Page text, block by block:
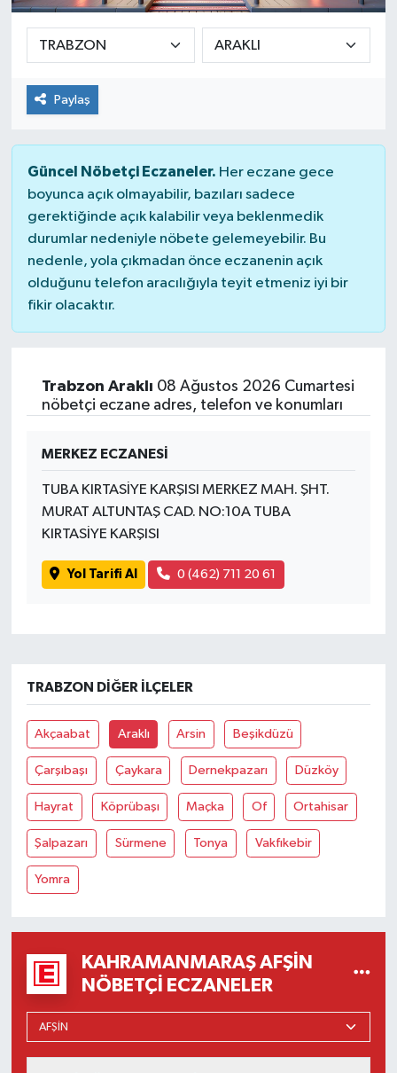
Paylaş
Güncel Nöbetçi Eczaneler. Her eczane gece
boyunca açık olmayabilir, bazıları sadece
gerektiğinde açık kalabilir veya beklenmedik
durumlar nedeniyle nöbete gelemeyebilir. Bu
nedenle, yola çıkmadan önce eczanenin açık
olduğunu telefon aracılığıyla teyit etmeniz iyi bir
fikir olacaktır.
Trabzon Araklı 08 Ağustos 2026 Cumartesi
nöbetçi eczane adres, telefon ve konumları
MERKEZ ECZANESİ
TUBA KIRTASİYE KARŞISI MERKEZ MAH. ŞHT.
MURAT ALTUNTAŞ CAD. NO:10A TUBA
KIRTASİYE KARŞISI
Yol Tarifi Al 0 (462) 711 20 61
TRABZON DIĞER İLÇELER
Akçaabat Araklı Arsin Beşikdüzü
Çarşıbaşı Çaykara Dernekpazarı Düzköy
Hayrat Köprübaşı Maçka Of Ortahisar
Şalpazarı Sürmene Tonya Vakfıkebir
Yomra
KAHRAMANMARAŞ AFŞIN
NÖBETÇI ECZANELER